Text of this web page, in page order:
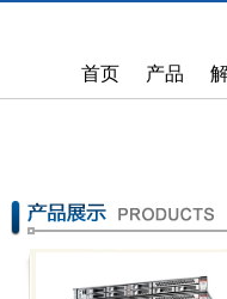
首页 产品